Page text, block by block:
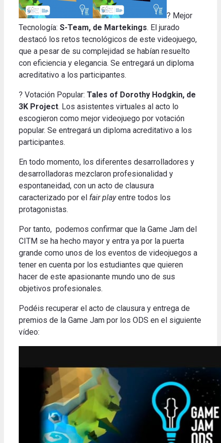
? Mejor
Tecnología: S-Team, de Martekings. El jurado
destacó los retos tecnológicos de este videojuego,
que a pesar de su complejidad se habían resuelto
con eficiencia y elegancia. Se entregará un diploma
acreditativo a los participantes.
? Votación Popular: Tales of Dorothy Hodgkin, de
3K Project. Los asistentes virtuales al acto lo
escogieron como mejor videojuego por votación
popular. Se entregará un diploma acreditativo a los
participantes.
En todo momento, los diferentes desarrolladores y
desarrolladoras mezclaron profesionalidad y
espontaneidad, con un acto de clausura
caracterizado por el fair playentre todos los
protagonistas.
Por tanto, podemos confirmar que la Game Jam del
CITM se ha hecho mayor y entra ya por la puerta
grande como unos de los eventos de videojuegos a
tener en cuenta por los estudiantes que quieren
hacer de este apasionante mundo uno de sus
objetivos profesionales.
Podéis recuperar el acto de clausura y entrega de
premios de la Game Jam por los ODS en el siguiente
vídeo: